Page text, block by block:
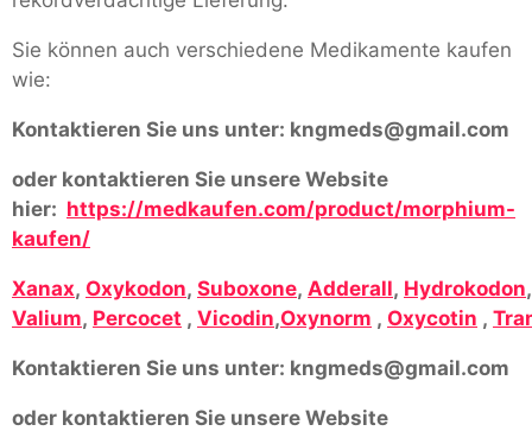
Sie können auch verschiedene Medikamente kaufen
wie:
Kontaktieren Sie uns unter: kngmeds@gmail.com
oder kontaktieren Sie unsere Website
hier: https://medkaufen.com/product/morphium-
kaufen/
Xanax, Oxykodon, Suboxone, Adderall, Hydrokodon
Valium, Percocet , Vicodin,Oxynorm , Oxycotin ,
Kontaktieren Sie uns unter: kngmeds@gmail.com
oder kontaktieren Sie unsere Website